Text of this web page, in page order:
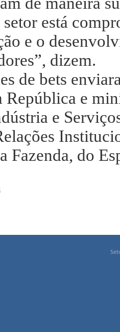
está
e o
dizem.
de bets
República e
e
Fazenda, do